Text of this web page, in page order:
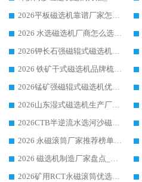
2026平板磁选机靠谱厂家怎么选？华体会手机网页版-华体会(中国) 凭硬实力甄选合作品牌
2026 水选磁选机厂商怎么选 潍坊华体会手机网页版-华体会(中国) 技术实力强
2026钾长石强磁辊式磁选机厂家推荐_华体会手机网页版-华体会(中国) 强磁磁选机价格
2026 铁矿干式磁选机品牌梳理 华体会手机网页版-华体会(中国) 厂家甄选要点
2026锰矿强磁辊式磁选机优选品牌_华体会手机网页版-华体会(中国) 专业厂家值得选择
2026山东湿式磁选机生产厂家推荐：华体会手机网页版-华体会(中国) ，深耕磁电领域十余载
2026CTB半逆流水选河沙磁选机哪家好_华体会手机网页版-华体会(中国) _值得信赖
2026 永磁滚筒厂家推荐榜单：技术与实力双驱，华体会手机网页版-华体会(中国) 表现突出
2026 磁选机制造厂家盘点_华体会手机网页版-华体会(中国) _综合实力剖析
2026矿用RCT永磁滚筒优选厂家_华体会手机网页版-华体会(中国) 领衔靠谱品牌盘点